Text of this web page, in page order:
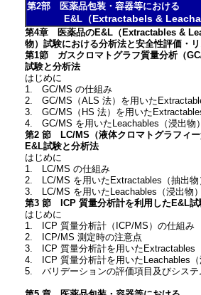
第2部 医薬品包装・容器等における
E&L（Extractabels &
第4章 医薬品のE&L（Extractables &
物）試験における分析法と安全性評価・
第1節 ガスクロマトグラフ質量分析（
試験と分析法
はじめに
1. GC/MS の仕組み
2. GC/MS（ALS 法）を用いた
3. GC/MS（HS 法）を用いた
4. GC/MS を用いたLeachables（浸出物
第2 節 LC/MS（液体クロマトグラフィー
E&L試験と分析法
はじめに
1. LC/MS の仕組み
2. LC/MS を用いたExtractables（抽出物
3. LC/MS を用いたLeachables（浸出物
第3 節 ICP 質量分析計を利用したE&L試
はじめに
1. ICP 質量分析計（ICP/MS）の仕組み
2. ICP/MS 測定時の注意点
3. ICP 質量分析計を用いたExtractables
4. ICP 質量分析計を用いたLeachables（
5. バリデーションの評価項目及びシステ